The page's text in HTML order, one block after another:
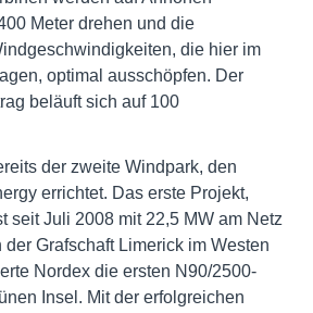
Meter drehen und die
die hier im
optimal ausschöpfen. Der
beläuft sich auf 100
der zweite Windpark, den
errichtet. Das erste Projekt,
seit Juli 2008 mit 22,5 MW am Netz
Grafschaft Limerick im Westen
Nordex die ersten N90/2500-
Insel. Mit der erfolgreichen